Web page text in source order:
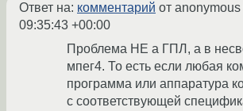
Ответ на: комментарий от anonymous
09:35:43 +00:00
Проблема НЕ а ГПЛ, а в
мпег4. То есть если любая
программа или аппаратура
с соответствующей